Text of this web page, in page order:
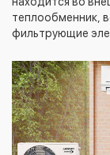
теплообменник,
фильтрующие